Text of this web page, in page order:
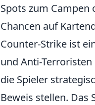
Spots zum
Chancen auf
Counter-Strike ist
und Anti-
die Spieler
Beweis stellen.